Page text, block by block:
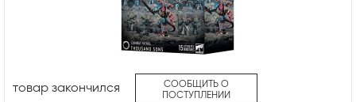
товар закончился
СООБЩИТЬ О
ПОСТУПЛЕНИИ